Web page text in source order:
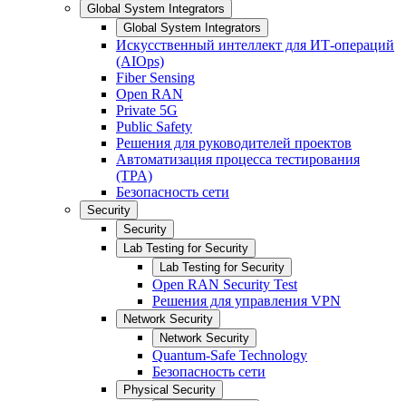
Global System Integrators
Global System Integrators
Искусственный интеллект для ИТ-операций
(AIOps)
Fiber Sensing
Open RAN
Private 5G
Public Safety
Решения для руководителей проектов
Автоматизация процесса тестирования
(TPA)
Безопасность сети
Security
Security
Lab Testing for Security
Lab Testing for Security
Open RAN Security Test
Решения для управления VPN
Network Security
Network Security
Quantum-Safe Technology
Безопасность сети
Physical Security